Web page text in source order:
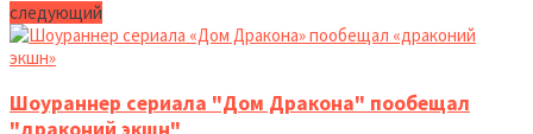
следующий
Шоураннер сериала "Дом Дракона" пообещал